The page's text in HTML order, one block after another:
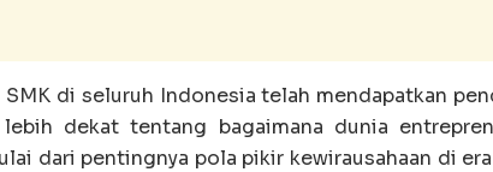
di seluruh Indonesia telah mendapatkan
dekat tentang bagaimana dunia
dari pentingnya pola pikir kewirausahaan di